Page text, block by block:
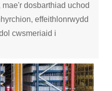
dosbarthiad uchod
effeithlonrwydd
cwsmeriaid i